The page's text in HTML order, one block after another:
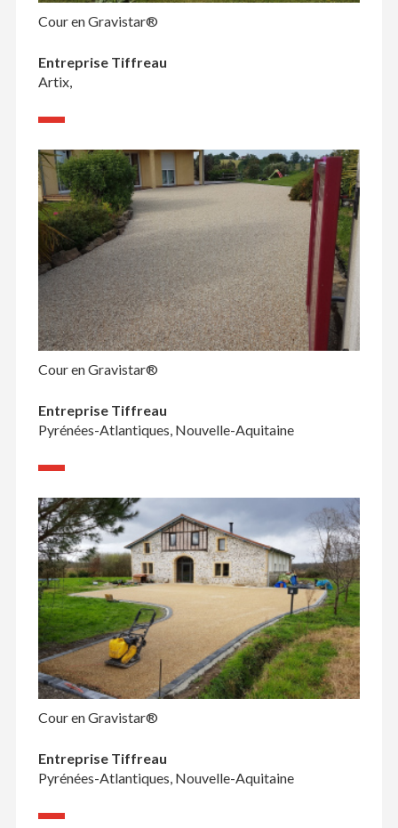
Cour en Gravistar®
Entreprise Tiffreau
Artix,
Cour en Gravistar®
Entreprise Tiffreau
Pyrénées-Atlantiques, Nouvelle-Aquitaine
Cour en Gravistar®
Entreprise Tiffreau
Pyrénées-Atlantiques, Nouvelle-Aquitaine